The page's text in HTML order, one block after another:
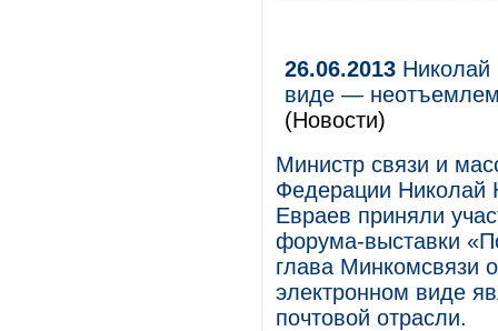
26.06.2013 Николай
виде —
(Новости)
Министр связи и
Федерации Николай
Евраев приняли
форума-выставки
глава Минкомсвязи
электронном виде
почтовой отрасли.